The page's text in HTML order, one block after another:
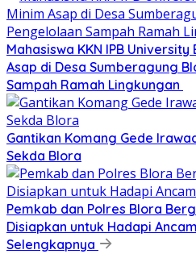
Mahasiswa KKN IPB
Asap di Desa Sumberagung
Sampah Ramah Lingkungan ‎
Gantikan Komang Gede
Sekda Blora
Pemkab dan Polres Blora
Disiapkan untuk Hadapi
Selengkapnya